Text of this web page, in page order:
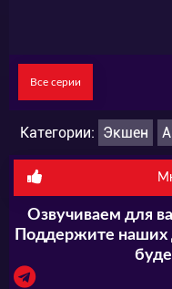
Все серии
Категории: Экшен
Озвучиваем для
Поддержите наших